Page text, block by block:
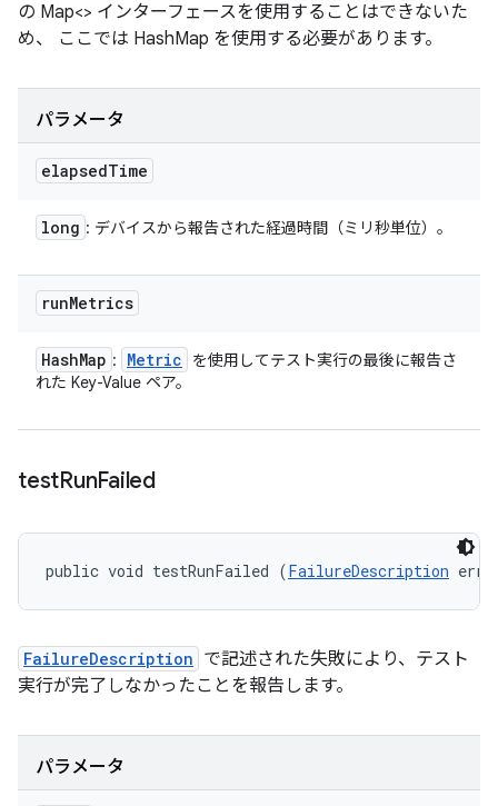
の Map<> インターフェースを使用することはできないた
め、 ここでは HashMap を使用する必要があります。
パラメータ
elapsedTime
long : デバイスから報告された経過時間（ミリ秒単位）。
runMetrics
HashMap : Metric
を使用してテスト実行の最後に報告さ
れた Key-Value ペア。
testRunFailed
public void testRunFailed (FailureDescription
FailureDescription で記述された失敗により、テスト
実行が完了しなかったことを報告します。
パラメータ